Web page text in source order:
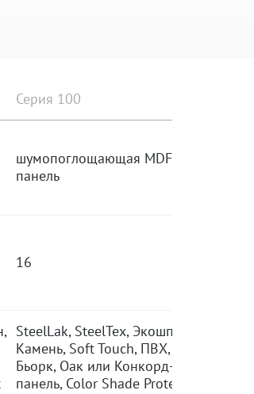
Серия 100
шумопоглощающая MDF-
панель
16
SteelLak, SteelTex, Экошпон,
Камень, Soft Touch, ПВХ,
Бьорк, Оак или Конкорд-
панель, Color Shade Protect